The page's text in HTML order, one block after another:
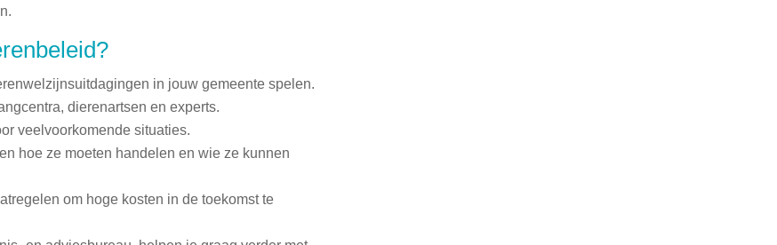
in jouw gemeente spelen.
dierenartsen en experts.
veelvoorkomende situaties.
hoe ze moeten handelen en wie ze kunnen
om hoge kosten in de toekomst te